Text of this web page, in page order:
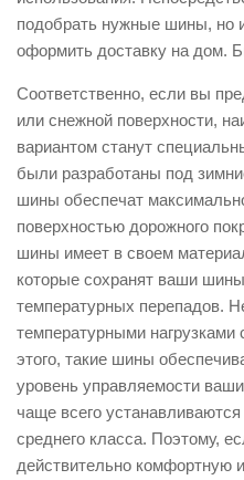
подобрать нужные шины, но
оформить доставку на дом.
Соответственно, если вы
или снежной поверхности,
вариантом станут
были разработаны под
шины обеспечат
поверхностью дорожного
шины имеет в своем
которые сохранят ваши
температурных перепадов.
температурными
этого, такие шины
уровень управляемости
чаще всего
среднего класса. Поэтому,
действительно комфортную